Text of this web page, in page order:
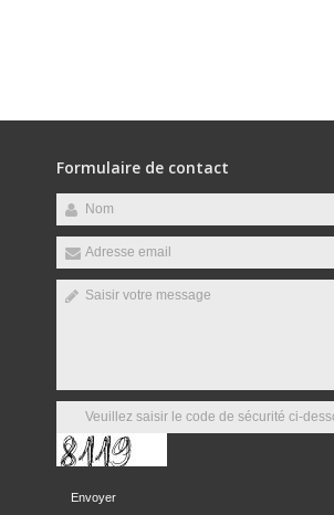
Formulaire de contact
Envoyer